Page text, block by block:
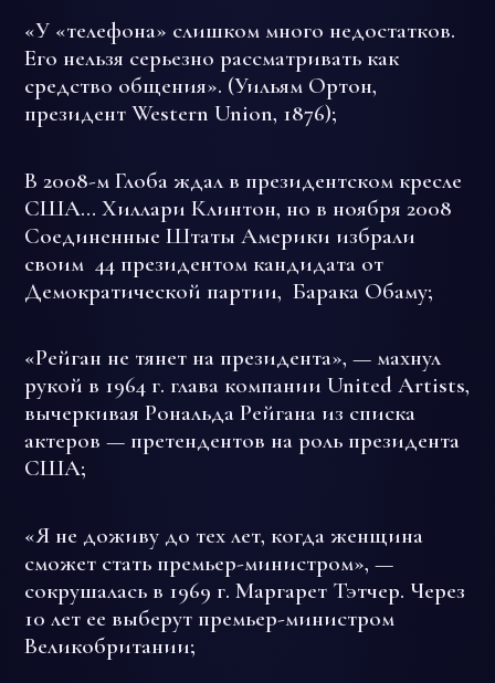
«У «телефона» слишком много недостатков.
Его нельзя серьезно рассматривать как
средство общения». (Уильям Ортон,
президент Western Union, 1876);
В 2008-м Глоба ждал в президентском кресле
США… Хиллари Клинтон, но в ноября 2008
Соединенные Штаты Америки избрали
своим 44 президентом кандидата от
Демократической партии, Барака Обаму;
«Рейган не тянет на президента», — махнул
рукой в 1964 г. глава компании United Artists,
вычеркивая Рональда Рейгана из списка
актеров — претендентов на роль президента
США;
«Я не доживу до тех лет, когда женщина
сможет стать премьер-министром», —
сокрушалась в 1969 г. Маргарет Тэтчер. Через
10 лет ее выберут премьер-министром
Великобритании;